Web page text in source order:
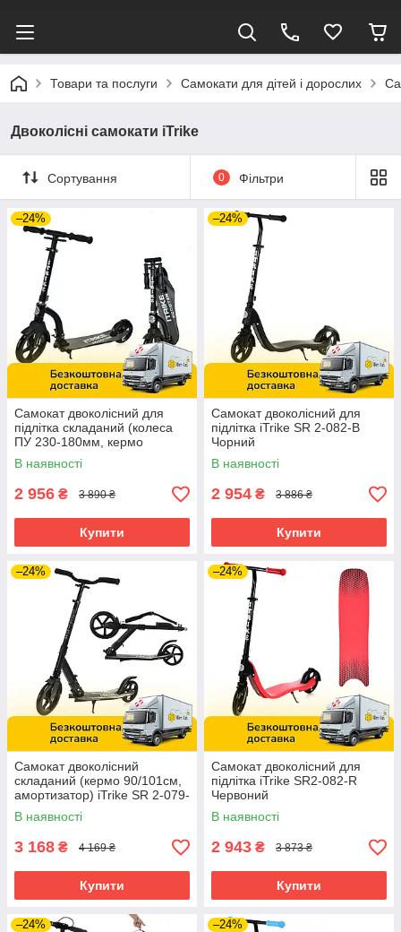
Товари та послуги Самокати для дітей і дорослих
Двоколісні самокати iTrike
Сортування 0 Фільтри
–24%
Самокат двоколісний для
підлітка складаний (колеса
ПУ 230-180мм, кермо
81/95см) iTrike SR 2-035-2
Чорний
В наявності
2 956 ₴ 3 890 ₴
Купити
–24%
Самокат двоколісний для
підлітка iTrike SR 2-082-B
Чорний
В наявності
2 954 ₴ 3 886 ₴
Купити
–24%
Самокат двоколісний
складаний (кермо 90/101см,
амортизатор) iTrike SR 2-079-
B Чорний
В наявності
3 168 ₴ 4 169 ₴
Купити
–24%
Самокат двоколісний для
підлітка iTrike SR2-082-R
Червоний
В наявності
2 943 ₴ 3 873 ₴
Купити
–24% –24%